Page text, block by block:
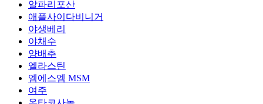
알파리포산
애플사이다비니거
야생베리
야채수
양배추
엘라스틴
엠에스엠 MSM
여주